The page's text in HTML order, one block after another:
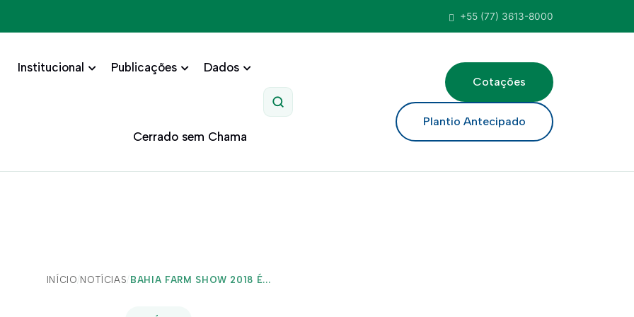
+55 (77) 3613-8000
Institucional Publicações Dados
Cerrado sem Chama
Pesquisar
Cotações
Plantio Antecipado
INÍCIO/ NOTÍCIAS/ BAHIA FARM SHOW 2018 É...